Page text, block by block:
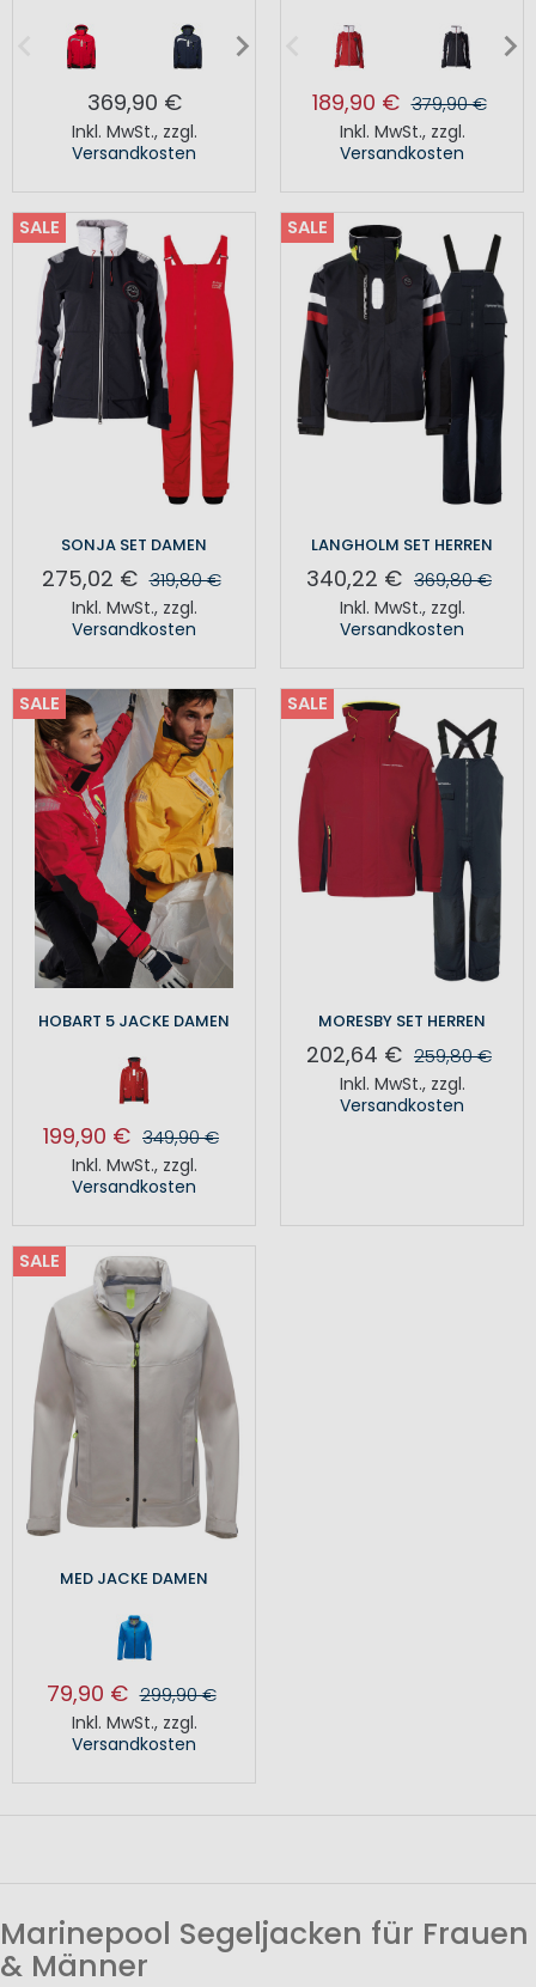
369,90 €
Inkl. MwSt., zzgl.
Versandkosten
189,90 € 379,90 €
Inkl. MwSt., zzgl.
Versandkosten
SALE
SONJA SET DAMEN
275,02 € 319,80 €
Inkl. MwSt., zzgl.
Versandkosten
SALE
LANGHOLM SET HERREN
340,22 € 369,80 €
Inkl. MwSt., zzgl.
Versandkosten
SALE
HOBART 5 JACKE DAMEN
199,90 € 349,90 €
Inkl. MwSt., zzgl.
Versandkosten
SALE
MORESBY SET HERREN
202,64 € 259,80 €
Inkl. MwSt., zzgl.
Versandkosten
SALE
MED JACKE DAMEN
79,90 € 299,90 €
Inkl. MwSt., zzgl.
Versandkosten
Marinepool Segeljacken für Frauen
& Männer